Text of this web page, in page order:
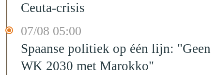
Ceuta-crisis
07/08 05:00
Spaanse politiek op één lijn: "Geen
WK 2030 met Marokko"